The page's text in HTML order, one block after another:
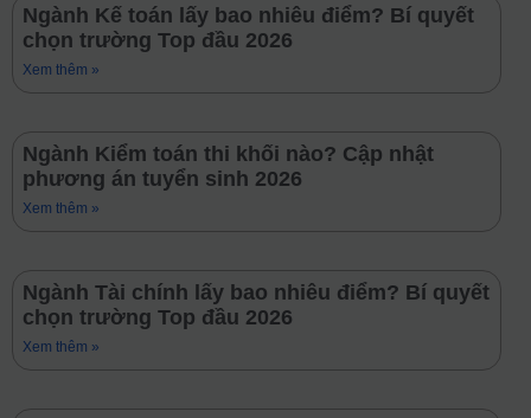
Ngành Kế toán lấy bao nhiêu điểm? Bí quyết
chọn trường Top đầu 2026
Xem thêm »
Ngành Kiểm toán thi khối nào? Cập nhật
phương án tuyển sinh 2026
Xem thêm »
Ngành Tài chính lấy bao nhiêu điểm? Bí quyết
chọn trường Top đầu 2026
Xem thêm »